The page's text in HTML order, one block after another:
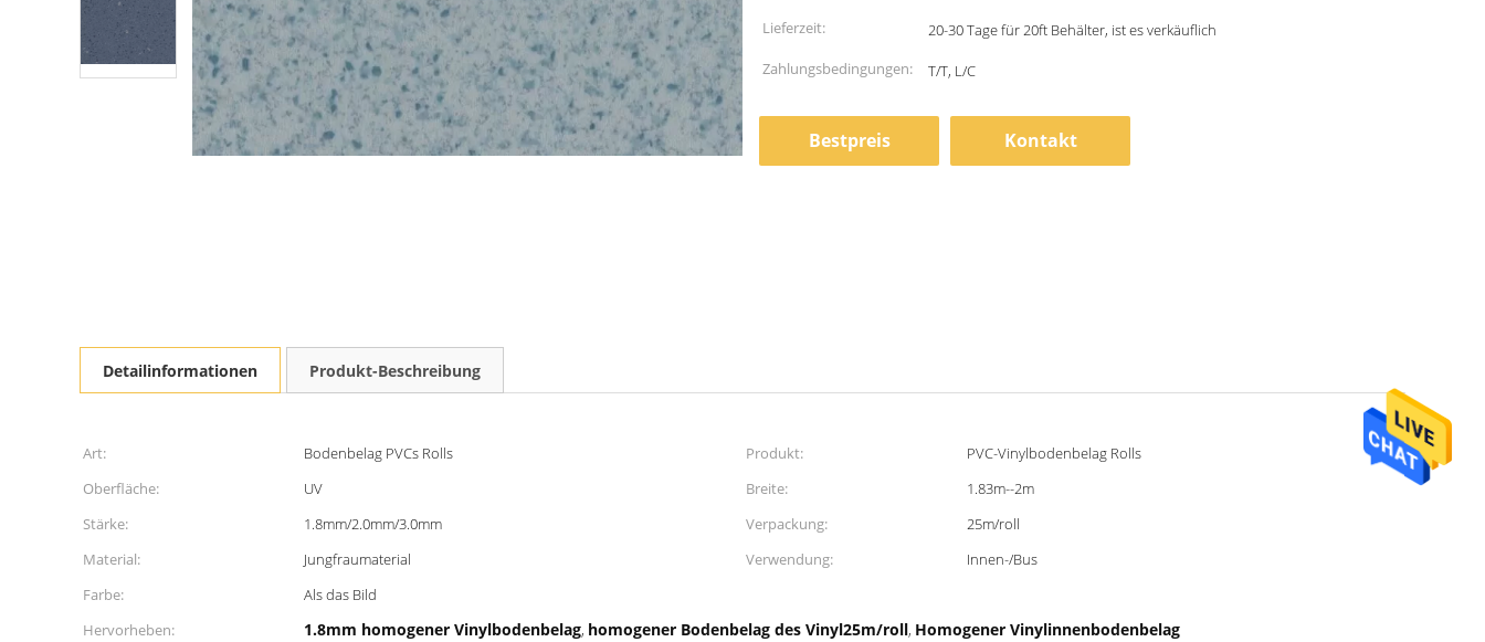
Informationen:
Lieferzeit:
20-30 Tage für 20ft Behälter, ist es verkäuflich
Zahlungsbedingungen:
T/T, L/C
Bestpreis Kontakt
Detailinformationen Produkt-Beschreibung
Art: Bodenbelag PVCs Rolls Produkt:
PVC-Vinylbodenbelag Rolls
Oberfläche:
UV Breite:
1.83m--2m
Stärke:
1.8mm/2.0mm/3.0mm Verpackung:
25m/roll
Material:
Jungfraumaterial Verwendung:
Innen-/Bus
Farbe:
Als das Bild
Hervorheben:
1.8mm homogener Vinylbodenbelag, homogener Bodenbelag des Vinyl25m/roll, Homogener Vinylinnenbodenbelag